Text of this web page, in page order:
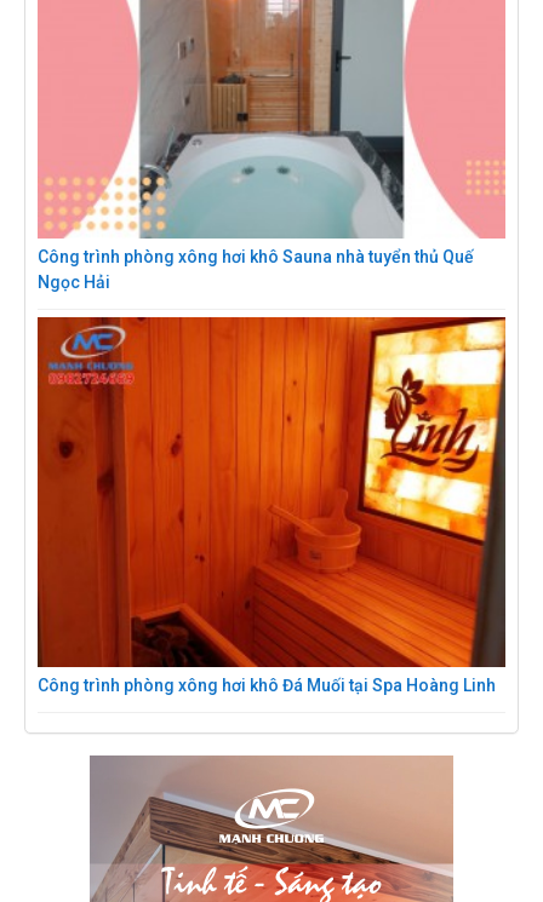
Công trình phòng xông hơi khô Sauna nhà tuyển thủ Quế
Ngọc Hải
Công trình phòng xông hơi khô Đá Muối tại Spa Hoàng Linh